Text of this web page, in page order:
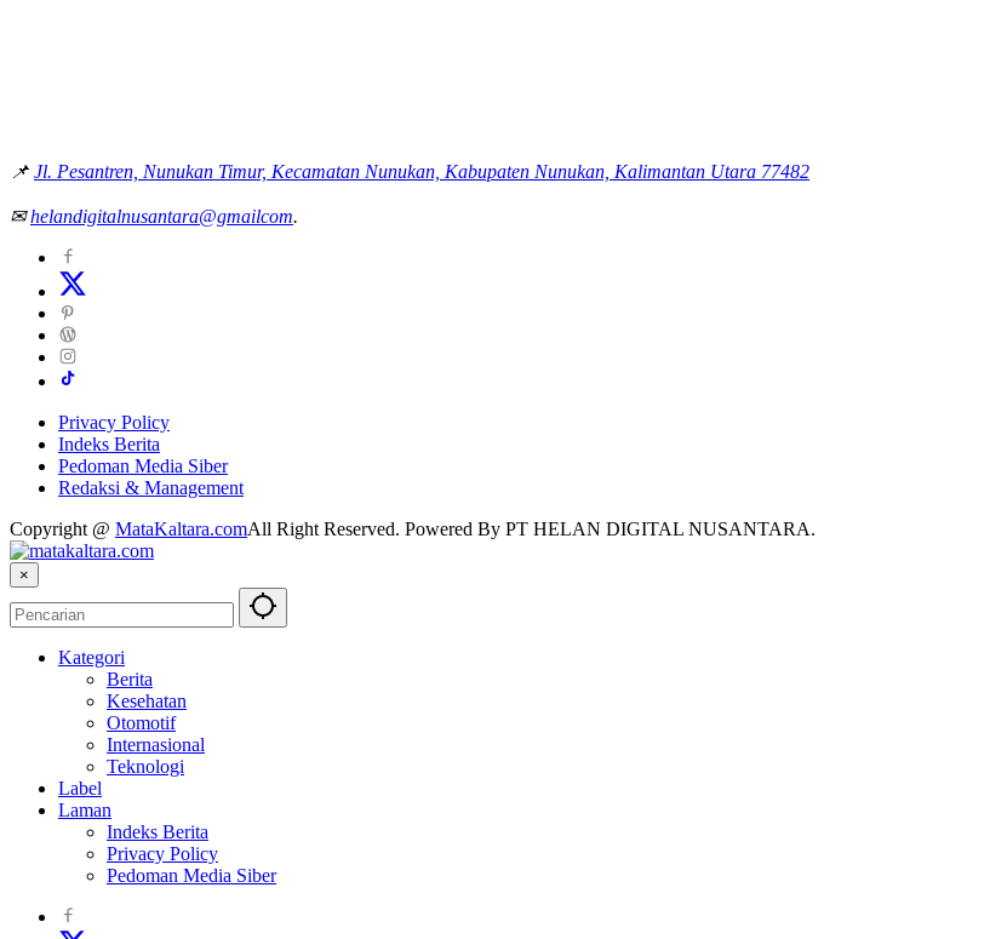
📌 Jl. Pesantren, Nunukan Timur, Kecamatan Nunukan, Kabupaten Nunukan, Kalimantan Utara 77482
✉ helandigitalnusantara@gmailcom.
Privacy Policy
Indeks Berita
Pedoman Media Siber
Redaksi & Management
Copyright @ MataKaltara.comAll Right Reserved. Powered By PT HELAN DIGITAL NUSANTARA.
×
Kategori
Berita
Kesehatan
Otomotif
Internasional
Teknologi
Label
Laman
Indeks Berita
Privacy Policy
Pedoman Media Siber